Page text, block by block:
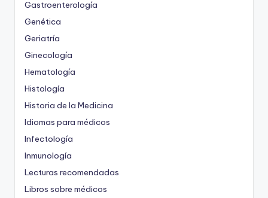
Gastroenterología
Genética
Geriatría
Ginecología
Hematología
Histología
Historia de la Medicina
Idiomas para médicos
Infectología
Inmunología
Lecturas recomendadas
Libros sobre médicos